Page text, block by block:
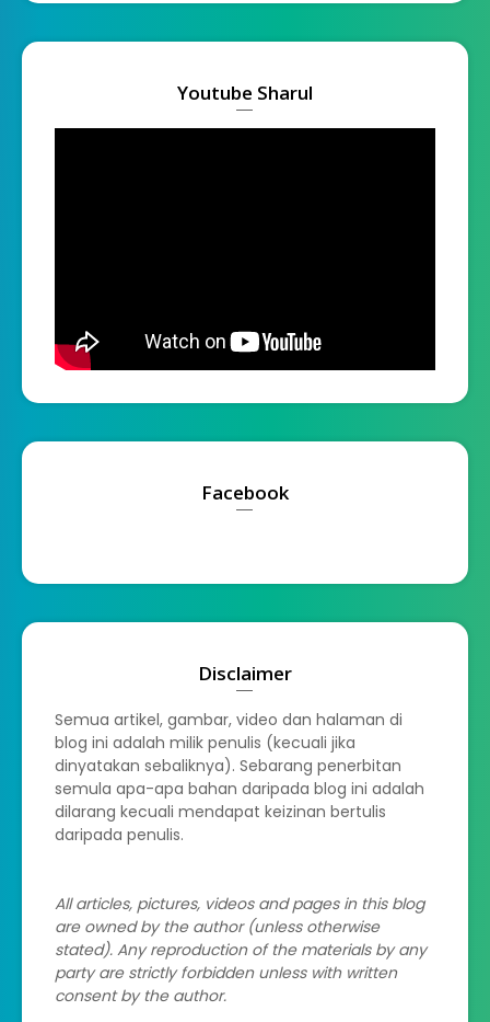
Youtube Sharul
Facebook
Disclaimer
Semua artikel, gambar, video dan halaman di
blog ini adalah milik penulis (kecuali jika
dinyatakan sebaliknya). Sebarang penerbitan
semula apa-apa bahan daripada blog ini adalah
dilarang kecuali mendapat keizinan bertulis
daripada penulis.
All articles, pictures, videos and pages in this blog
are owned by the author (unless otherwise
stated). Any reproduction of the materials by any
party are strictly forbidden unless with written
consent by the author.